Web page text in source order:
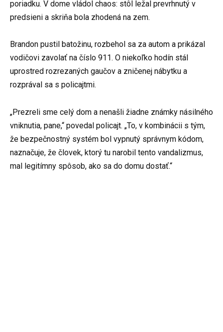
poriadku. V dome vládol chaos: stôl ležal prevrhnutý v
predsieni a skriňa bola zhodená na zem.
Brandon pustil batožinu, rozbehol sa za autom a prikázal
vodičovi zavolať na číslo 911. O niekoľko hodín stál
uprostred rozrezaných gaučov a zničenej nábytku a
rozprával sa s policajtmi.
„Prezreli sme celý dom a nenašli žiadne známky násilného
vniknutia, pane,“ povedal policajt. „To, v kombinácii s tým,
že bezpečnostný systém bol vypnutý správnym kódom,
naznačuje, že človek, ktorý tu narobil tento vandalizmus,
mal legitímny spôsob, ako sa do domu dostať.“